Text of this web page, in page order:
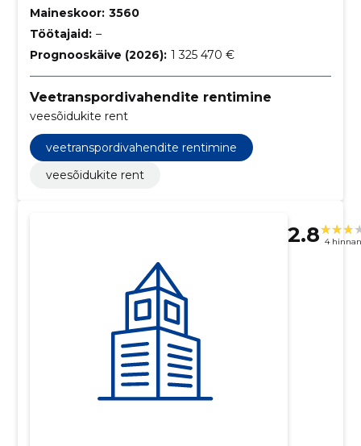
Maineskoor: 3560
Töötajaid: –
Prognooskäive (2026): 1 325 470 €
Veetranspordivahendite rentimine
veesõidukite rent
veetranspordivahendite rentimine
veesõidukite rent
2.8 4